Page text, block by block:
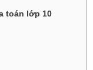
toán lớp 10